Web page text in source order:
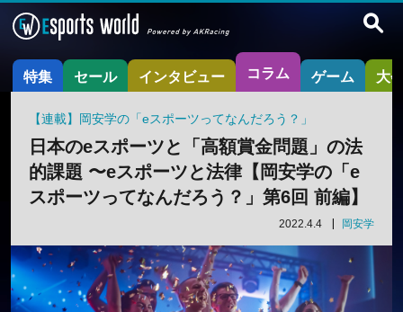
特集 セール インタビュー コラム ゲーム 大
【連載】岡安学の「eスポーツってなんだろう？」
日本のeスポーツと「高額賞金問題」の法
的課題 〜eスポーツと法律【岡安学の「e
スポーツってなんだろう？」第6回 前編】
2022.4.4 岡安学